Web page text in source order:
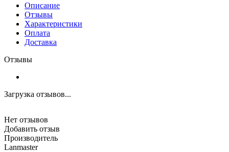
Описание
Отзывы
Характеристики
Оплата
Доставка
Отзывы
Загрузка отзывов...
Нет отзывов
Добавить отзыв
Производитель
Lanmaster